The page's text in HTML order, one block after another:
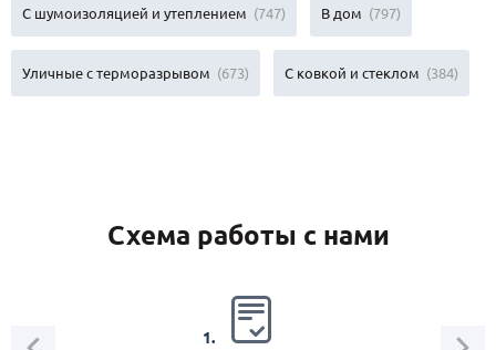
С шумоизоляцией и утеплением (747) В дом (797)
Уличные с терморазрывом (673) С ковкой и стеклом (384)
Схема работы с нами
1.